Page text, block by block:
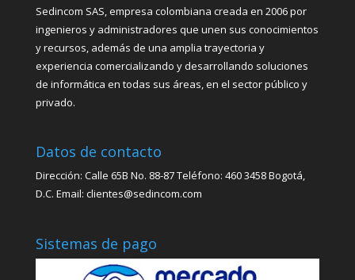
Sedincom SAS, empresa colombiana creada en 2006 por
ingenieros y administradores que unen sus conocimientos
y recursos, además de una amplia trayectoria y
experiencia comercializando y desarrollando soluciones
de informática en todas sus áreas, en el sector público y
privado.
Datos de contacto
Dirección: Calle 65B No. 88-87 Teléfono: 460 3458 Bogotá,
D.C. Email: clientes@sedincom.com
Sistemas de pago